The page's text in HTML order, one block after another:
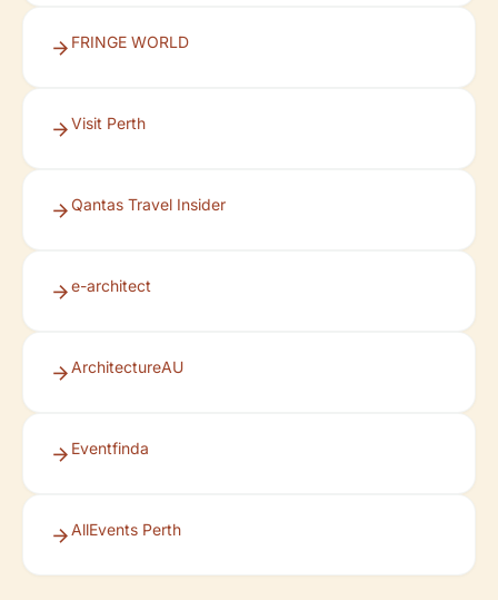
FRINGE WORLD
Visit Perth
Qantas Travel Insider
e-architect
ArchitectureAU
Eventfinda
AllEvents Perth